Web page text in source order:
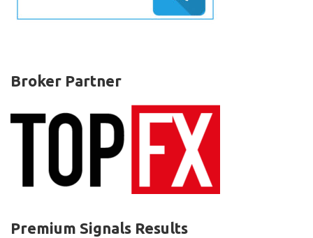
Broker Partner
Premium Signals Results